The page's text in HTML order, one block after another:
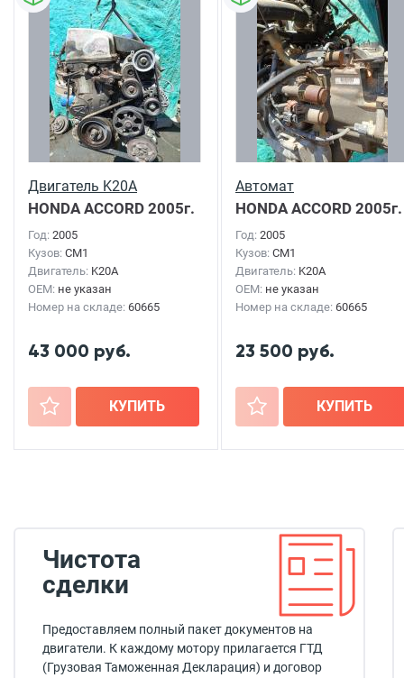
Двигатель K20A
HONDA ACCORD 2005г.
Год: 2005
Кузов: CM1
Двигатель: K20A
OEM: не указан
Номер на складе: 60665
43 000 руб.
+ КУПИТЬ
Автомат
HONDA ACCORD 2005г.
Год: 2005
Кузов: CM1
Двигатель: K20A
OEM: не указан
Номер на складе: 60665
23 500 руб.
+ КУПИТЬ
Чистота
сделки
Предоставляем полный пакет документов на
двигатели. К каждому мотору прилагается ГТД
(Грузовая Таможенная Декларация) и договор